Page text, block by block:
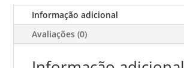
5
Informação adicional
Avaliações (0)